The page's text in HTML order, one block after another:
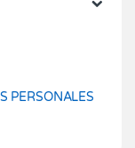
PERSONALES